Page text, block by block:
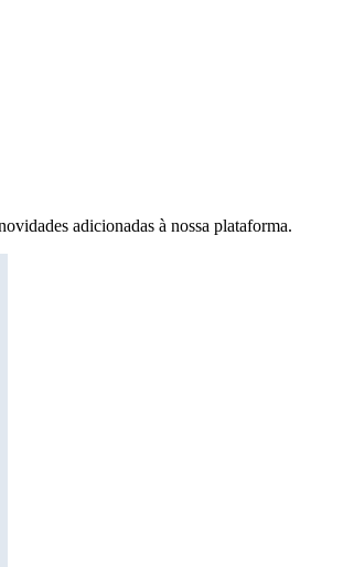
adicionadas à nossa plataforma.